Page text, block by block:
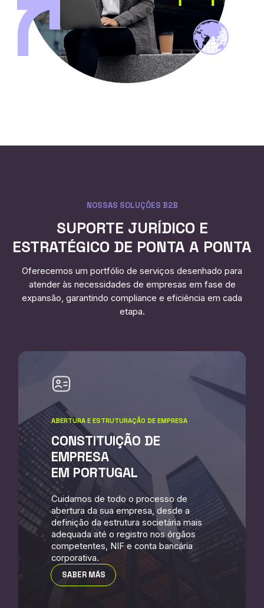
NOSSAS SOLUÇÕES B2B
SUPORTE JURÍDICO E
ESTRATÉGICO DE PONTA A PONTA
Oferecemos um portfólio de serviços desenhado para
atender às necessidades de empresas em fase de
expansão, garantindo compliance e eficiência em cada
etapa.
ABERTURA E ESTRUTURAÇÃO DE EMPRESA
CONSTITUIÇÃO DE
EMPRESA
EM PORTUGAL
Cuidamos de todo o processo de
abertura da sua empresa, desde a
definição da estrutura societária mais
adequada até o registro nos órgãos
competentes, NIF e conta bancária
corporativa.
SABER MÁS